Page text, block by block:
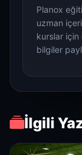
Planox
uzman
kurslar için
bilgiler
İlgili